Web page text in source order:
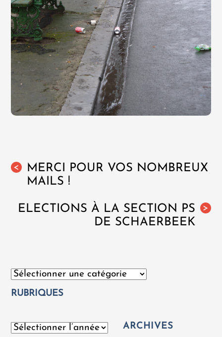
<
MERCI POUR VOS NOMBREUX
MAILS !
>
ELECTIONS À LA SECTION PS
DE SCHAERBEEK
Catégories
RUBRIQUES
Archives ARCHIVES